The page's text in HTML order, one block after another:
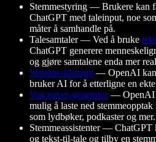
Stemmestyring — Brukere kan
ChatGPT med taleinput, noe
måter å samhandle på.
Talesamtaler — Ved å bruke
ChatGPT generere
og gjøre samtalene enda mer
Stemme-kloning — OpenAI kan
bruker AI for å etterligne en ekte
Voiceover-generator— OpenAI
mulig å laste ned
som lydbøker, podkaster og mer.
Stemmeassistenter —
og tekst-til-tale og tilby en